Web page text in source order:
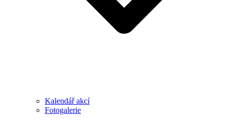
Kalendář akcí
Fotogalerie